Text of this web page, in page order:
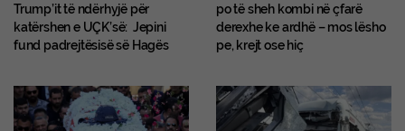
Trump’it të ndërhyjë për
katërshen e UÇK’së: Jepini
fund padrejtësisë së Hagës
po të sheh kombi në çfarë
derexhe ke ardhë – mos lësho
pe, krejt ose hiç